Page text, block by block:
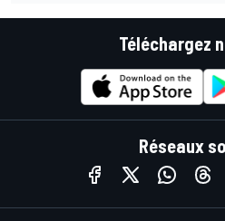
Téléchargez
Réseaux